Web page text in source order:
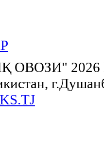
ОВОЗИ"